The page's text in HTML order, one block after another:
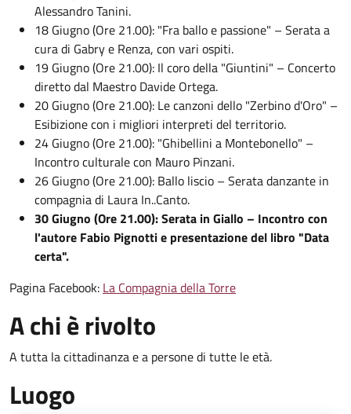
Alessandro Tanini.
18 Giugno (Ore 21.00): "Fra ballo e passione" – Serata a
cura di Gabry e Renza, con vari ospiti.
19 Giugno (Ore 21.00): Il coro della "Giuntini" – Concerto
diretto dal Maestro Davide Ortega.
20 Giugno (Ore 21.00): Le canzoni dello "Zerbino d'Oro" –
Esibizione con i migliori interpreti del territorio.
24 Giugno (Ore 21.00): "Ghibellini a Montebonello" –
Incontro culturale con Mauro Pinzani.
26 Giugno (Ore 21.00): Ballo liscio – Serata danzante in
compagnia di Laura In..Canto.
30 Giugno (Ore 21.00): Serata in Giallo – Incontro con
l'autore Fabio Pignotti e presentazione del libro "Data
certa".
Pagina Facebook: La Compagnia della Torre
A chi è rivolto
A tutta la cittadinanza e a persone di tutte le età.
Luogo